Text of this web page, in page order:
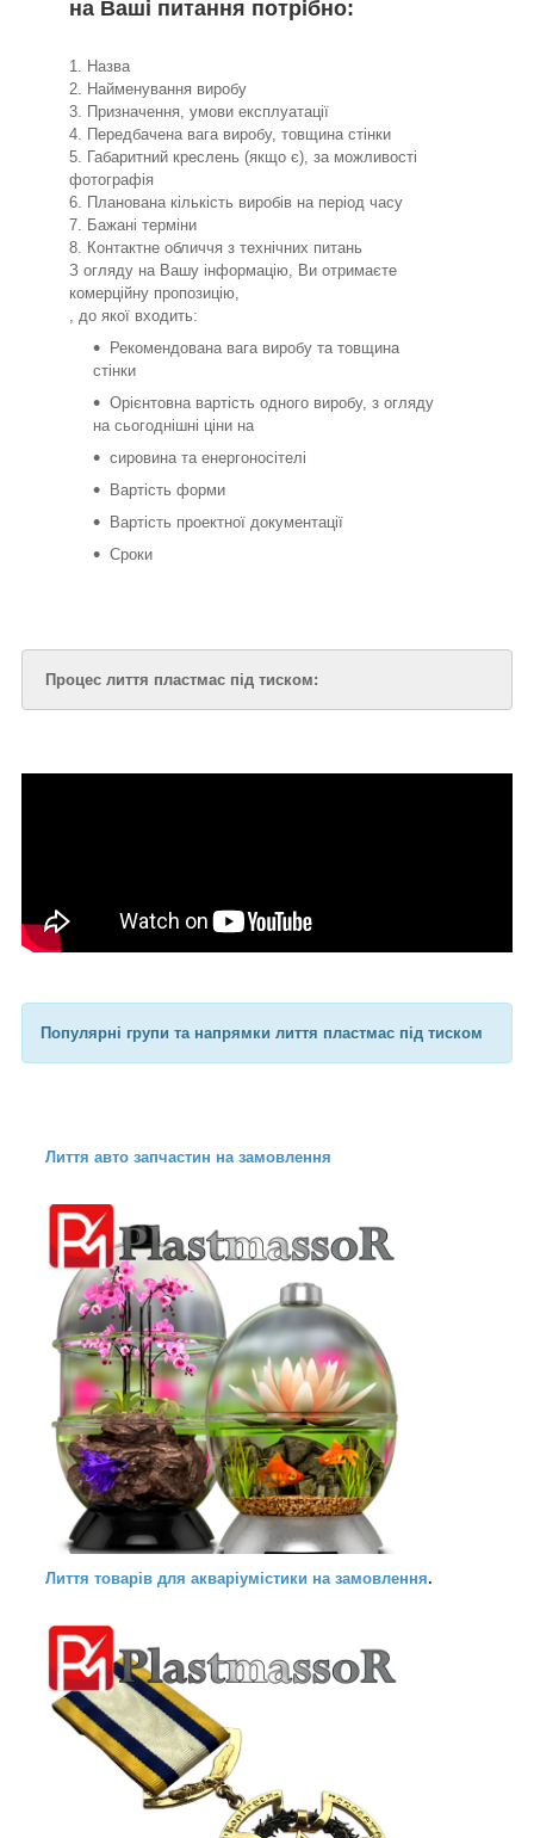
на Ваші питання потрібно:
1. Назва
2. Найменування виробу
3. Призначення, умови експлуатації
4. Передбачена вага виробу, товщина стінки
5. Габаритний креслень (якщо є), за можливості
фотографія
6. Планована кількість виробів на період часу
7. Бажані терміни
8. Контактне обличчя з технічних питань
З огляду на Вашу інформацію, Ви отримаєте
комерційну пропозицію,
, до якої входить:
Рекомендована вага виробу та товщина
стінки
Орієнтовна вартість одного виробу, з огляду
на сьогоднішні ціни на
сировина та енергоносітелі
Вартість форми
Вартість проектної документації
Сроки
Процес лиття пластмас під тиском:
Популярні групи та напрямки лиття пластмас під тиском
Лиття авто запчастин на замовлення
Лиття товарів для акваріумістики на замовлення.